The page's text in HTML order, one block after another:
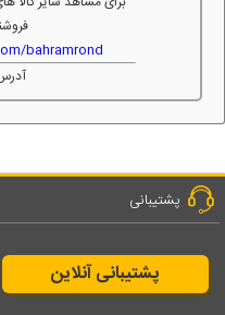
bahramrond
پشتیبانی
پشتیبانی آنلاین